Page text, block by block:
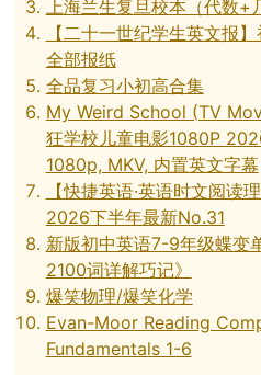
上海兰生复旦校本（代数+
【二十一世纪学生英文报
全部报纸
全品复习小初高合集
My Weird School (TV
狂学校儿童电影1080P
1080p, MKV, 内置英文字幕
【快捷英语·英语时文阅读
2026下半年最新No.31
新版初中英语7-9年级蝶变
2100词详解巧记》
爆笑物理/爆笑化学
Evan-Moor Reading
Fundamentals 1-6